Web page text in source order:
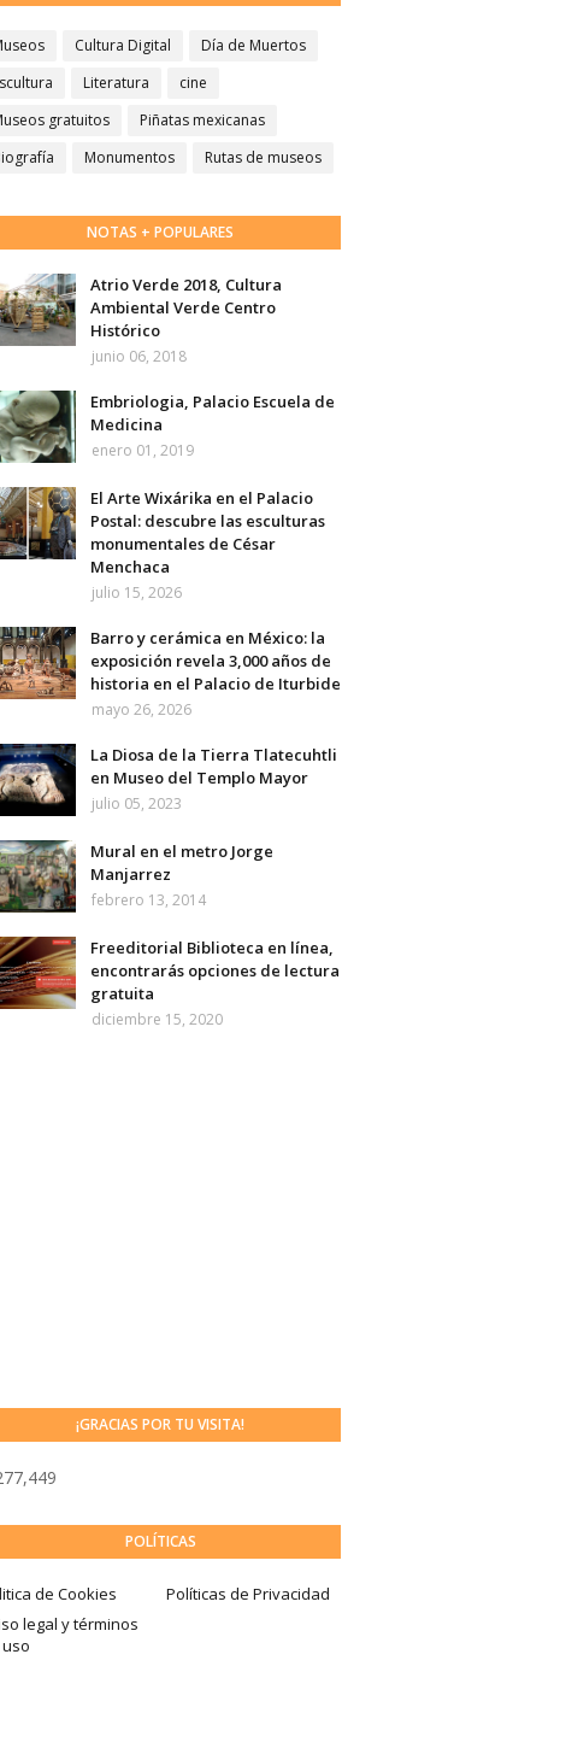
Cultura Digital
Día de Muertos
Literatura
cine
gratuitos
Piñatas mexicanas
Monumentos Rutas de museos
NOTAS + POPULARES
Atrio Verde 2018, Cultura
Ambiental Verde Centro
Histórico
junio 06, 2018
Embriologia, Palacio Escuela de
Medicina
enero 01, 2019
El Arte Wixárika en el Palacio
Postal: descubre las esculturas
monumentales de César
Menchaca
julio 15, 2026
Barro y cerámica en México: la
exposición revela 3,000 años de
historia en el Palacio de Iturbide
mayo 26, 2026
La Diosa de la Tierra Tlatecuhtli
en Museo del Templo Mayor
julio 05, 2023
Mural en el metro Jorge
Manjarrez
febrero 13, 2014
Freeditorial Biblioteca en línea,
encontrarás opciones de lectura
gratuita
diciembre 15, 2020
¡GRACIAS POR TU VISITA!
POLÍTICAS
de Cookies
Políticas de Privacidad
legal y términos